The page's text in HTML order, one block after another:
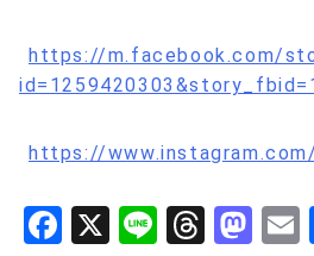
https://m.facebook.com/
https://
Facebook
X Line